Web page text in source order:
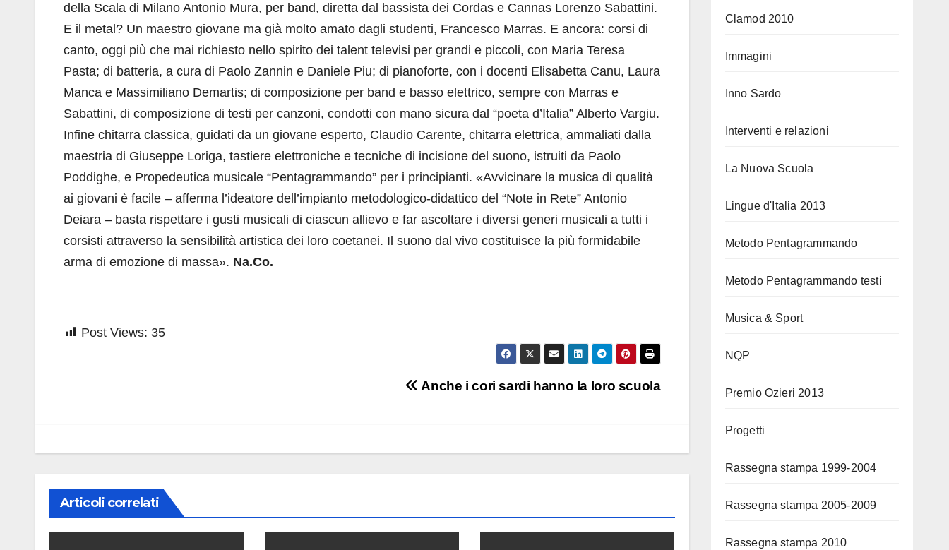
della Scala di Milano Antonio Mura, per band, diretta dal bassista dei Cordas e Cannas Lorenzo Sabattini.
E il metal? Un maestro giovane ma già molto amato dagli studenti, Francesco Marras. E ancora: corsi di
canto, oggi più che mai richiesto nello spirito dei talent televisi per grandi e piccoli, con Maria Teresa
Pasta; di batteria, a cura di Paolo Zannin e Daniele Piu; di pianoforte, con i docenti Elisabetta Canu, Laura
Manca e Massimiliano Demartis; di composizione per band e basso elettrico, sempre con Marras e
Sabattini, di composizione di testi per canzoni, condotti con mano sicura dal “poeta d’Italia” Alberto Vargiu.
Infine chitarra classica, guidati da un giovane esperto, Claudio Carente, chitarra elettrica, ammaliati dalla
maestria di Giuseppe Loriga, tastiere elettroniche e tecniche di incisione del suono, istruiti da Paolo
Poddighe, e Propedeutica musicale “Pentagrammando” per i principianti. «Avvicinare la musica di qualità
ai giovani è facile – afferma l’ideatore dell’impianto metodologico-didattico del “Note in Rete” Antonio
Deiara – basta rispettare i gusti musicali di ciascun allievo e far ascoltare i diversi generi musicali a tutti i
corsisti attraverso la sensibilità artistica dei loro coetanei. Il suono dal vivo costituisce la più formidabile
arma di emozione di massa». Na.Co.
Post Views: 35
Anche i cori sardi hanno la loro scuola
Articoli correlati
Clamod 2010
Immagini
Inno Sardo
Interventi e relazioni
La Nuova Scuola
Lingue d'Italia 2013
Metodo Pentagrammando
Metodo Pentagrammando testi
Musica & Sport
NQP
Premio Ozieri 2013
Progetti
Rassegna stampa 1999-2004
Rassegna stampa 2005-2009
Rassegna stampa 2010